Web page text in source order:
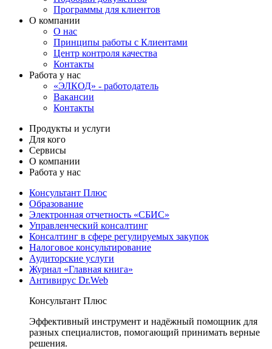
Программы для клиентов
О компании
О нас
Принципы работы с Клиентами
Центр контроля качества
Контакты
Работа у нас
«ЭЛКОД» - работодатель
Вакансии
Контакты
Продукты и услуги
Для кого
Сервисы
О компании
Работа у нас
Консультант Плюс
Образование
Электронная отчетность «СБИС»
Управленческий консалтинг
Консалтинг в сфере регулируемых закупок
Налоговое консультирование
Аудиторские услуги
Журнал «Главная книга»
Антивирус Dr.Web
Консультант Плюс
Эффективный инструмент и надёжный помощник для
разных специалистов, помогающий принимать верные
решения.